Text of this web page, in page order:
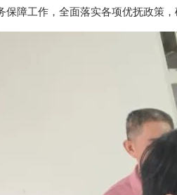
保障工作，全面落实各项优抚政策